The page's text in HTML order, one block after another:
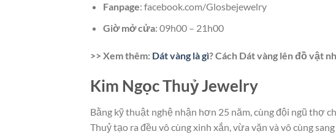
Fanpage: facebook.com/Glosbejewelry
Giờ mở cửa: 09h00 – 21h00
>> Xem thêm: Dát vàng là gì? Cách Dát vàng lên đồ vật
Kim Ngọc Thuỷ Jewelry
Bằng kỹ thuật nghệ nhận hơn 25 năm, cùng đội ngũ thợ
Thuỷ tạo ra đều vô cùng xinh xắn, vừa vặn và vô cùng